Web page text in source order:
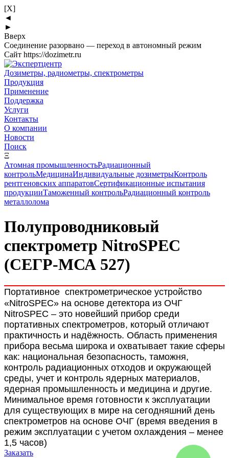
[X]
◄
►
Вверх
Соединение разорвано — переход в автономный режим
Сайт https://dozimetr.ru
Дозиметры, радиометры, спектрометры
Продукция
Применение
Поддержка
Услуги
Контакты
О компании
Новости
Поиск
Ξ
Атомная промышленностьРадиационный
контрольМедицинаИндивидуальные дозиметрыКонтроль
рентгеновских аппаратовСертификационные испытания
продукцииТаможенный контрольРадиационный контроль
металлолома
Полупроводниковый
спектрометр NitroSPEC
(СЕГР-МСА 527)
Портативное спектрометрическое устройство
«NitroSPEC» на основе детектора из ОЧГ
NitroSPEC – это новейший прибор среди
портативных спектрометров, который отличают
практичность и надёжность. Область применения
прибора весьма широка и охватывает такие сферы
как: национальная безопасность, таможня,
контроль радиационных отходов и окружающей
среды, учет и контроль ядерных материалов,
ядерная промышленность и медицина и другие.
Минимальное время готовности к эксплуатации
для существующих в мире на сегодняшний день
спектрометров на основе ОЧГ (время введения в
режим эксплуатации с учетом охлаждения – менее
1,5 часов)
Заказать